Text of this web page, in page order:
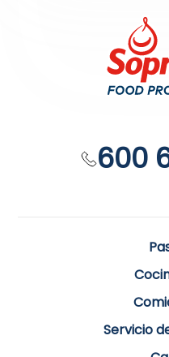
600
Servicio